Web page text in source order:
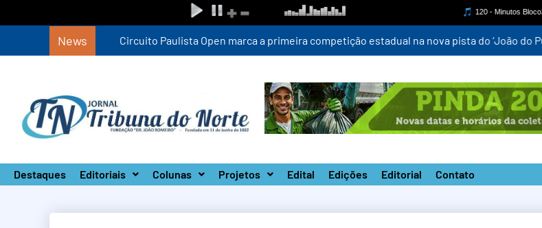
News Circuito Paulista Open marca a primeira competição estadual na nova pista do ‘João do Pulo’
Destaques Editoriais Colunas Projetos Edital Edições Editorial Contato